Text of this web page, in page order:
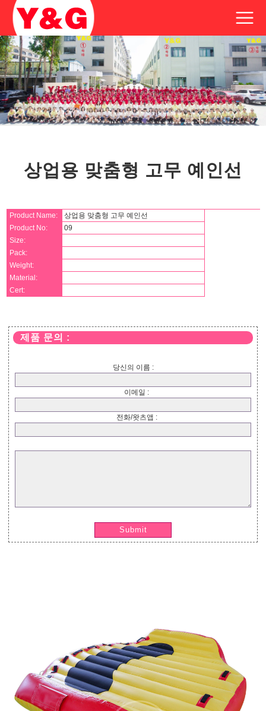
상업용 맞춤형 고무 예인선
Product Name:
상업용 맞춤형 고무 예인선
Product No:
09
Size:
Pack:
Weight:
Material:
Cert:
제품 문의 :
당신의 이름 :
이메일 :
전화/왓츠앱 :
Submit